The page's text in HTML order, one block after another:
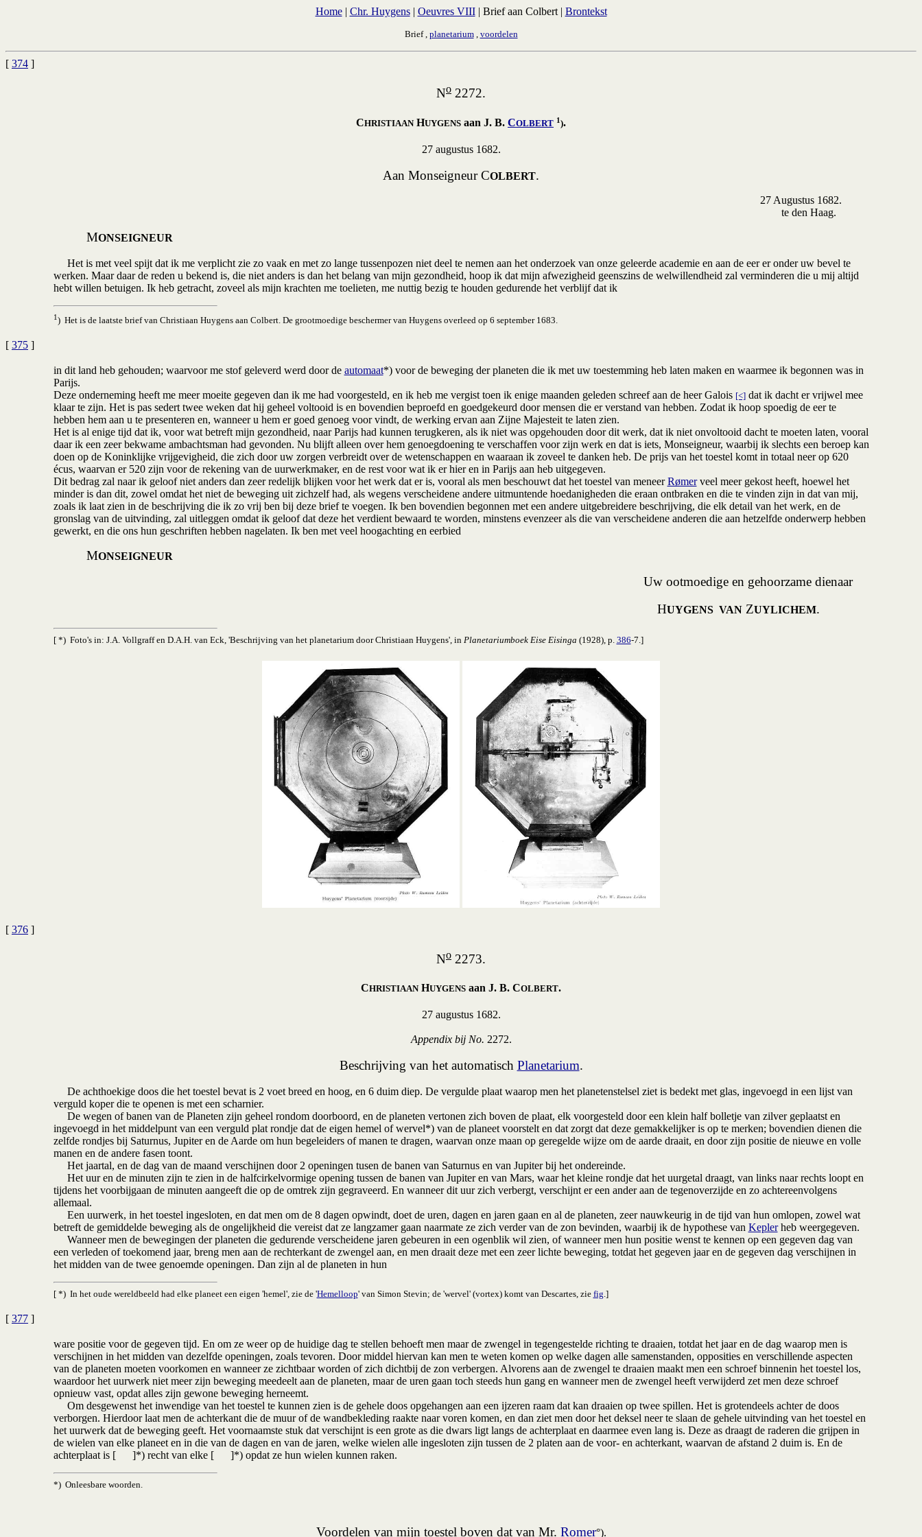
Home| Chr. Huygens| Oeuvres VIII| Brief aan Colbert | Brontekst
Brief , planetarium, voordelen
[ 374 ]
No 2272.
CHRISTIAANHUYGENS aan J. B. COLBERT 1).
27 augustus 1682.
Aan Monseigneur COLBERT.
27 Augustus 1682.
te den Haag.
MONSEIGNEUR
Het is met veel spijt dat ik me verplicht zie zo vaak en met zo lange tussenpozen niet deel te nemen aan het onderzoek van onze geleerde academie en aan de eer er onder uw bevel te
werken. Maar daar de reden u bekend is, die niet anders is dan het belang van mijn gezondheid, hoop ik dat mijn afwezigheid geenszins de welwillendheid zal verminderen die u mij altijd
hebt willen betuigen. Ik heb getracht, zoveel als mijn krachten me toelieten, me nuttig bezig te houden gedurende het verblijf dat ik
1) Het is de laatste brief van Christiaan Huygens aan Colbert. De grootmoedige beschermer van Huygens overleed op 6 september 1683.
[ 375 ]
in dit land heb gehouden; waarvoor me stof geleverd werd door de automaat*) voor de beweging der planeten die ik met uw toestemming heb laten maken en waarmee ik begonnen was in
Parijs.
Deze onderneming heeft me meer moeite gegeven dan ik me had voorgesteld, en ik heb me vergist toen ik enige maanden geleden schreef aan de heer Galois [<]dat ik dacht er vrijwel mee
klaar te zijn. Het is pas sedert twee weken dat hij geheel voltooid is en bovendien beproefd en goedgekeurd door mensen die er verstand van hebben. Zodat ik hoop spoedig de eer te
hebben hem aan u te presenteren en, wanneer u hem er goed genoeg voor vindt, de werking ervan aan Zijne Majesteit te laten zien.
Het is al enige tijd dat ik, voor wat betreft mijn gezondheid, naar Parijs had kunnen terugkeren, als ik niet was opgehouden door dit werk, dat ik niet onvoltooid dacht te moeten laten, vooral
daar ik een zeer bekwame ambachtsman had gevonden. Nu blijft alleen over hem genoegdoening te verschaffen voor zijn werk en dat is iets, Monseigneur, waarbij ik slechts een beroep kan
doen op de Koninklijke vrijgevigheid, die zich door uw zorgen verbreidt over de wetenschappen en waaraan ik zoveel te danken heb. De prijs van het toestel komt in totaal neer op 620
écus, waarvan er 520 zijn voor de rekening van de uurwerkmaker, en de rest voor wat ik er hier en in Parijs aan heb uitgegeven.
Dit bedrag zal naar ik geloof niet anders dan zeer redelijk blijken voor het werk dat er is, vooral als men beschouwt dat het toestel van meneerRømerveel meer gekost heeft, hoewel het
minder is dan dit, zowel omdat het niet de beweging uit zichzelf had, als wegens verscheidene andere uitmuntende hoedanigheden die eraan ontbraken en die te vinden zijn in dat van mij,
zoals ik laat zien in de beschrijving die ik zo vrij ben bij deze brief te voegen. Ik ben bovendien begonnen met een andere uitgebreidere beschrijving, die elk detail van het werk, en de
gronslag van de uitvinding, zal uitleggen omdat ik geloof dat deze het verdient bewaard te worden, minstens evenzeer als die van verscheidene anderen die aan hetzelfde onderwerp hebben
gewerkt, en die ons hun geschriften hebben nagelaten. Ik ben met veel hoogachting en eerbied
MONSEIGNEUR
Uw ootmoedige en gehoorzame dienaar
HUYGENS VANZUYLICHEM.
[ *) Foto's in: J.A. Vollgraff en D.A.H. van Eck, 'Beschrijving van het planetarium door Christiaan Huygens', in Planetariumboek Eise Eisinga (1928), p. 386-7.]
[ 376 ]
No 2273.
CHRISTIAANHUYGENS aan J. B. COLBERT.
27 augustus 1682.
Appendix bij No. 2272.
Beschrijving van het automatisch Planetarium.
De achthoekige doos die het toestel bevat is 2 voet breed en hoog, en 6 duim diep. De vergulde plaat waarop men het planetenstelsel ziet is bedekt met glas, ingevoegd in een lijst van
verguld koper die te openen is met een scharnier.
De wegen of banen van de Planeten zijn geheel rondom doorboord, en de planeten vertonen zich boven de plaat, elk voorgesteld door een klein half bolletje van zilver geplaatst en
ingevoegd in het middelpunt van een verguld plat rondje dat de eigen hemel of wervel*) van de planeet voorstelt en dat zorgt dat deze gemakkelijker is op te merken; bovendien dienen die
zelfde rondjes bij Saturnus, Jupiter en de Aarde om hun begeleiders of manen te dragen, waarvan onze maan op geregelde wijze om de aarde draait, en door zijn positie de nieuwe en volle
manen en de andere fasen toont.
Het jaartal, en de dag van de maand verschijnen door 2 openingen tusen de banen van Saturnus en van Jupiter bij het ondereinde.
Het uur en de minuten zijn te zien in de halfcirkelvormige opening tussen de banen van Jupiter en van Mars, waar het kleine rondje dat het uurgetal draagt, van links naar rechts loopt en
tijdens het voorbijgaan de minuten aangeeft die op de omtrek zijn gegraveerd. En wanneer dit uur zich verbergt, verschijnt er een ander aan de tegenoverzijde en zo achtereenvolgens
allemaal.
Een uurwerk, in het toestel ingesloten, en dat men om de 8 dagen opwindt, doet de uren, dagen en jaren gaan en al de planeten, zeer nauwkeurig in de tijd van hun omlopen, zowel wat
betreft de gemiddelde beweging als de ongelijkheid die vereist dat ze langzamer gaan naarmate ze zich verder van de zon bevinden, waarbij ik de hypothese van Keplerheb weergegeven.
Wanneer men de bewegingen der planeten die gedurende verscheidene jaren gebeuren in een ogenblik wil zien, of wanneer men hun positie wenst te kennen op een gegeven dag van
een verleden of toekomend jaar, breng men aan de rechterkant de zwengel aan, en men draait deze met een zeer lichte beweging, totdat het gegeven jaar en de gegeven dag verschijnen in
het midden van de twee genoemde openingen. Dan zijn al de planeten in hun
[ *) In het oude wereldbeeld had elke planeet een eigen 'hemel', zie de 'Hemelloop' van Simon Stevin; de 'wervel' (vortex) komt van Descartes, zie fig .]
[ 377 ]
ware positie voor de gegeven tijd. En om ze weer op de huidige dag te stellen behoeft men maar de zwengel in tegengestelde richting te draaien, totdat het jaar en de dag waarop men is
verschijnen in het midden van dezelfde openingen, zoals tevoren. Door middel hiervan kan men te weten komen op welke dagen alle samenstanden, opposities en verschillende aspecten
van de planeten moeten voorkomen en wanneer ze zichtbaar worden of zich dichtbij de zon verbergen. Alvorens aan de zwengel te draaien maakt men een schroef binnenin het toestel los,
waardoor het uurwerk niet meer zijn beweging meedeelt aan de planeten, maar de uren gaan toch steeds hun gang en wanneer men de zwengel heeft verwijderd zet men deze schroef
opnieuw vast, opdat alles zijn gewone beweging herneemt.
Om desgewenst het inwendige van het toestel te kunnen zien is de gehele doos opgehangen aan een ijzeren raam dat kan draaien op twee spillen. Het is grotendeels achter de doos
verborgen. Hierdoor laat men de achterkant die de muur of de wandbekleding raakte naar voren komen, en dan ziet men door het deksel neer te slaan de gehele uitvinding van het toestel en
het uurwerk dat de beweging geeft. Het voornaamste stuk dat verschijnt is een grote as die dwars ligt langs de achterplaat en daarmee even lang is. Deze as draagt de raderen die grijpen in
de wielen van elke planeet en in die van de dagen en van de jaren, welke wielen alle ingesloten zijn tussen de 2 platen aan de voor- en achterkant, waarvan de afstand 2 duim is. En de
achterplaat is [ ]*) recht van elke [ ]*) opdat ze hun wielen kunnen raken.
*) Onleesbare woorden.
Voordelen van mijn toestel boven dat van Mr. Romer°).